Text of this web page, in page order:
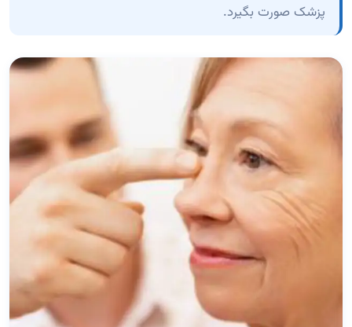
پزشک صورت بگیرد.